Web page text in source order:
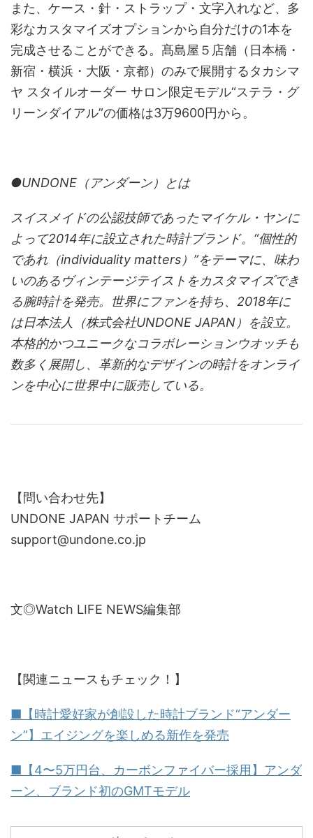
また、ケース・針・ストラップ・文字入れなど、多
彩なカスタマイズオプションから自分だけの1本を
完成させることができる。髙島屋５店舗（日本橋・
新宿・横浜・大阪・京都）のみで展開するタカシマ
ヤ スタイルオーダー サロン限定モデル“ステラ・グ
リーンダイアル”の価格は3万9600円から。
●UNDONE（アンダーン）とは
スイスメイドの公認技師であったマイケル・ヤンに
よって2014年に設立された時計ブランド。“個性的
であれ（individuality matters）”をテーマに、味わ
いのあるヴィンテージテイストをカスタマイズでき
る腕時計を発売。世界にファンを持ち、2018年に
は日本法人（株式会社UNDONE JAPAN）を設立。
本格的かつユニークなコラボレーションウオッチも
数多く展開し、革新的なデザインの時計をオンライ
ンを中心に世界中に販売している。
【問い合わせ先】
UNDONE JAPAN サポートチーム
support@undone.co.jp
文◎Watch LIFE NEWS編集部
【関連ニュースもチェック！】
■【時計愛好家が創設した時計ブランド“アンダー
ン”】エイジングを楽しめる新作を発売
■【4〜5万円台、カーボンファイバー採用】アンダ
ーン、ブランド初のGMTモデル